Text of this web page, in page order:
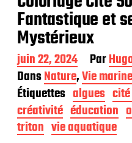
Fantastique et
Mystérieux
D
a
t
e
d
e
p
juin 22, 2024 Par
DansNature,Vie marine
Étiquettes algues
créativité éducation
triton vie aquatique